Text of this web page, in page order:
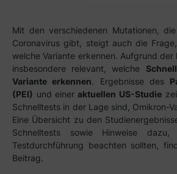
Mit den verschiedenen Mutationen,
Coronavirus gibt, steigt auch die
welche Variante erkennen. Aufgrund der
insbesondere relevant, welche
Variante erkennen. Ergebnisse des
(PEI) und einer aktuellen US-Studie
Schnelltests in der Lage sind, Omikron-
Eine Übersicht zu den
Schnelltests sowie Hinweise
Testdurchführung beachten sollten,
Beitrag.